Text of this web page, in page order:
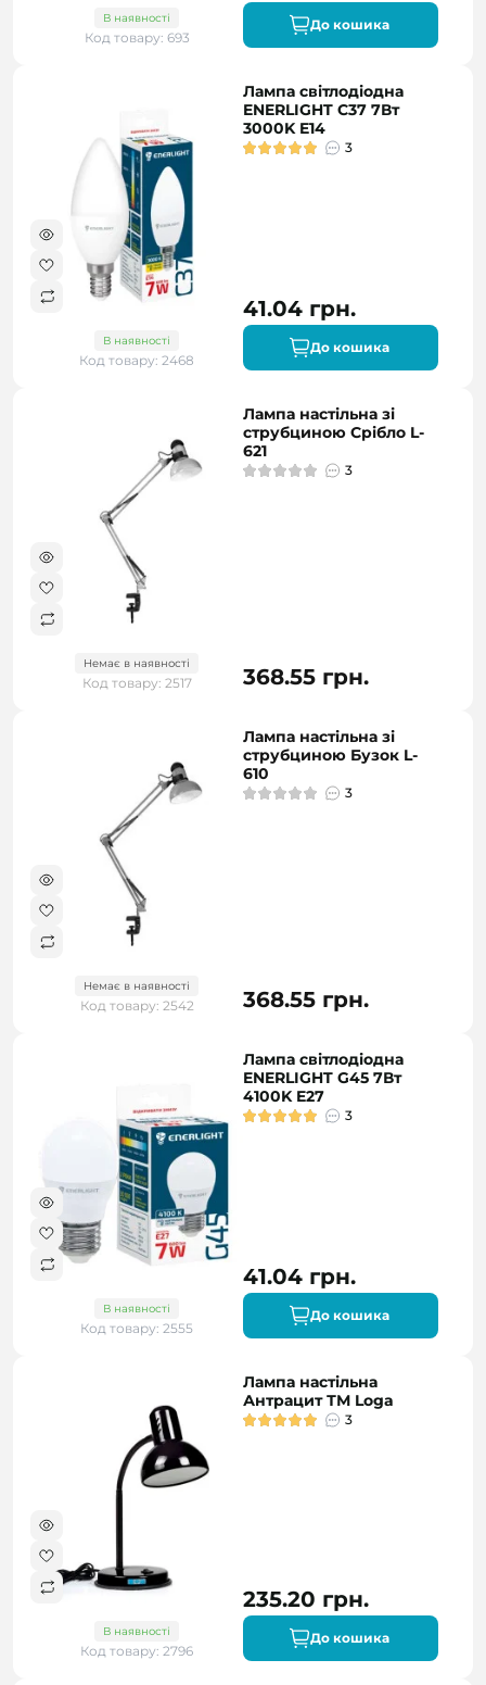
В наявності
Код товару: 693
До кошика
В наявності
Код товару: 2468
Лампа світлодіодна
ENERLIGHT C37 7Вт
3000K E14
3
41.04 грн.
До кошика
Немає в наявності
Код товару: 2517
Лампа настільна зі
струбциною Срібло L-
621
3
368.55 грн.
Немає в наявності
Код товару: 2542
Лампа настільна зі
струбциною Бузок L-
610
3
368.55 грн.
В наявності
Код товару: 2555
Лампа світлодіодна
ENERLIGHT G45 7Вт
4100K E27
3
41.04 грн.
До кошика
В наявності
Код товару: 2796
Лампа настільна
Антрацит ТМ Loga
3
235.20 грн.
До кошика